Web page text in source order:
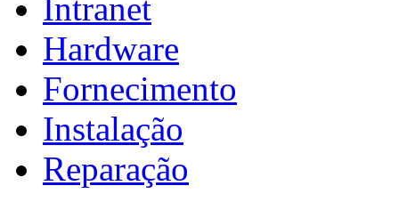
Intranet
Hardware
Fornecimento
Instalação
Reparação